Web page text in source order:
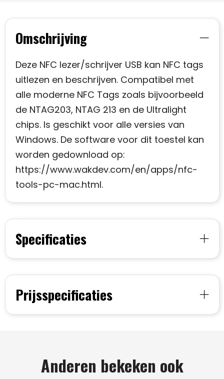
Omschrijving
Deze NFC lezer/schrijver USB kan NFC tags
uitlezen en beschrijven. Compatibel met
alle moderne NFC Tags zoals bijvoorbeeld
de NTAG203, NTAG 213 en de Ultralight
chips. Is geschikt voor alle versies van
Windows. De software voor dit toestel kan
worden gedownload op:
https://www.wakdev.com/en/apps/nfc-
tools-pc-mac.html.
Specificaties
Prijsspecificaties
Anderen bekeken ook